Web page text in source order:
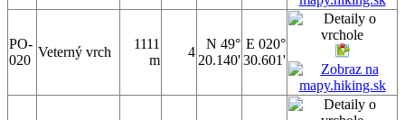
PO-
020
Veterný vrch
1111
m
4
N 49°
20.140'
E 020°
30.601'